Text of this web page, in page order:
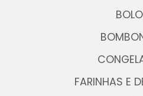
FARINHAS E